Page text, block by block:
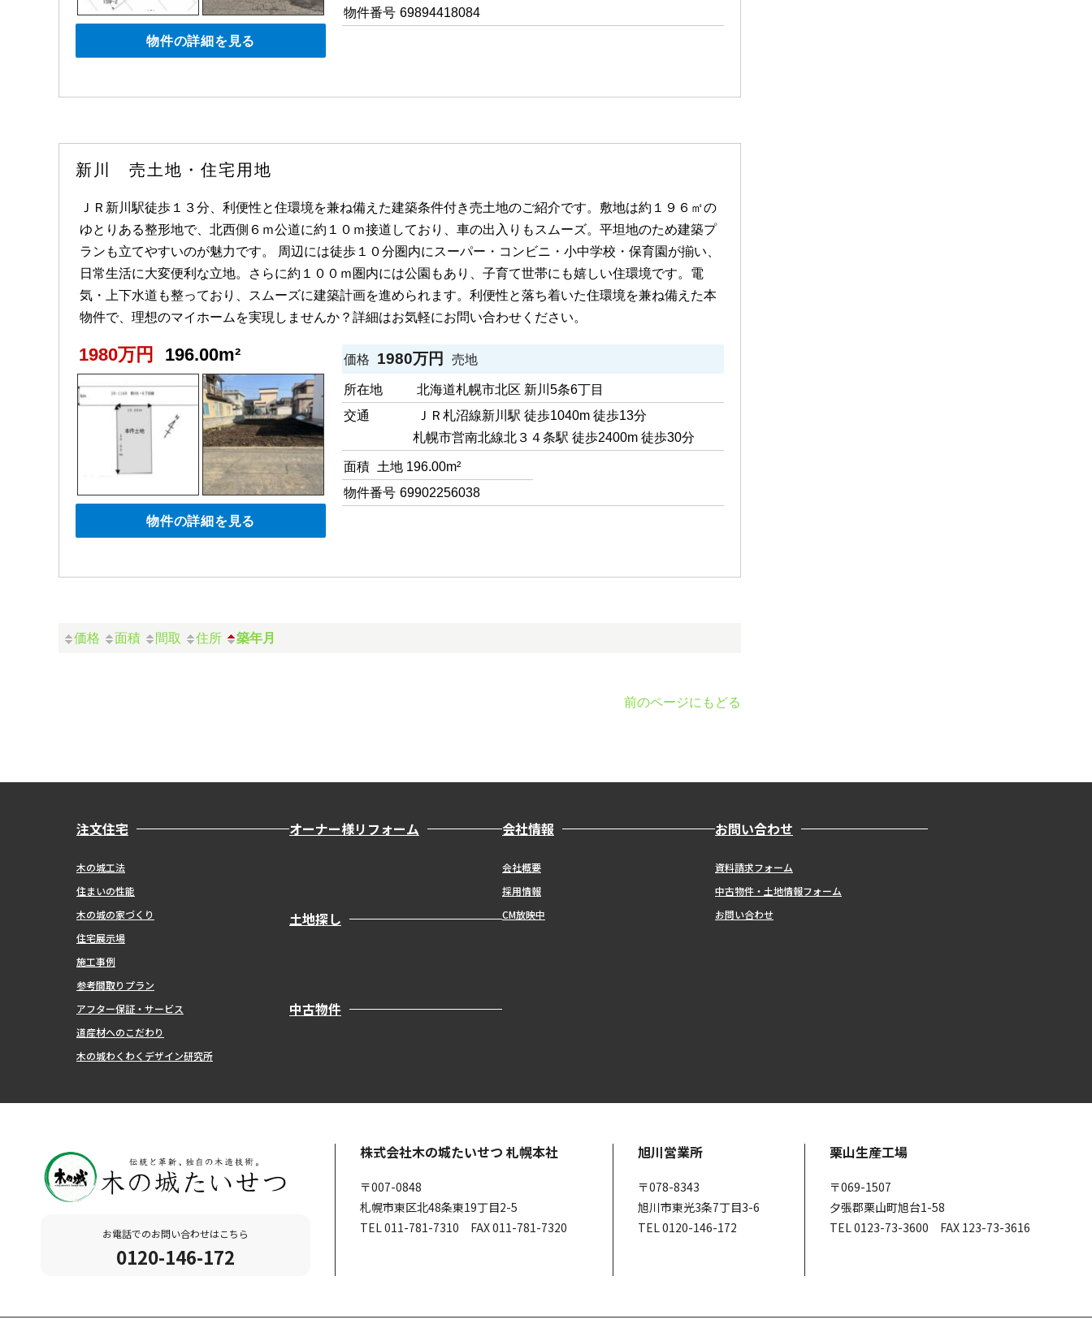
物件の詳細を見る
物件番号 69894418084
新川 売土地・住宅用地
ＪＲ新川駅徒歩１３分、利便性と住環境を兼ね備えた建築条件付き売土地のご紹介です。敷地は約１９６㎡の
ゆとりある整形地で、北西側６ｍ公道に約１０ｍ接道しており、車の出入りもスムーズ。平坦地のため建築プ
ランも立てやすいのが魅力です。 周辺には徒歩１０分圏内にスーパー・コンビニ・小中学校・保育園が揃い、
日常生活に大変便利な立地。さらに約１００ｍ圏内には公園もあり、子育て世帯にも嬉しい住環境です。電
気・上下水道も整っており、スムーズに建築計画を進められます。利便性と落ち着いた住環境を兼ね備えた本
物件で、理想のマイホームを実現しませんか？詳細はお気軽にお問い合わせください。
1980万円 196.00m²
物件の詳細を見る
価格 1980万円 売地
所在地
北海道札幌市北区 新川5条6丁目
交通
ＪＲ札沼線新川駅 徒歩1040m 徒歩13分
札幌市営南北線北３４条駅 徒歩2400m 徒歩30分
面積 土地 196.00m²
物件番号 69902256038
価格 面積 間取 住所 築年月
前のページにもどる
注文住宅
木の城工法
住まいの性能
木の城の家づくり
住宅展示場
施工事例
参考間取りプラン
アフター保証・サービス
道産材へのこだわり
木の城わくわくデザイン研究所
オーナー様リフォーム
土地探し
中古物件
会社情報
会社概要
採用情報
CM放映中
お問い合わせ
資料請求フォーム
中古物件・土地情報フォーム
お問い合わせ
お電話でのお問い合わせはこちら
0120-146-172
株式会社木の城たいせつ 札幌本社
〒007-0848
札幌市東区北48条東19丁目2-5
TEL 011-781-7310 FAX 011-781-7320
旭川営業所
〒078-8343
旭川市東光3条7丁目3-6
TEL 0120-146-172
栗山生産工場
〒069-1507
夕張郡栗山町旭台1-58
TEL 0123-73-3600 FAX 123-73-3616